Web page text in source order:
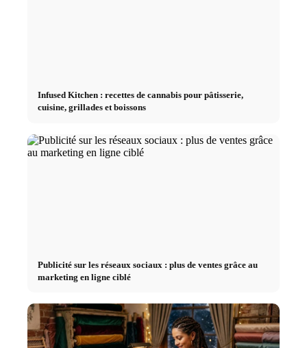
Infused Kitchen : recettes de cannabis pour pâtisserie,
cuisine, grillades et boissons
Publicité sur les réseaux sociaux : plus de ventes grâce au
marketing en ligne ciblé